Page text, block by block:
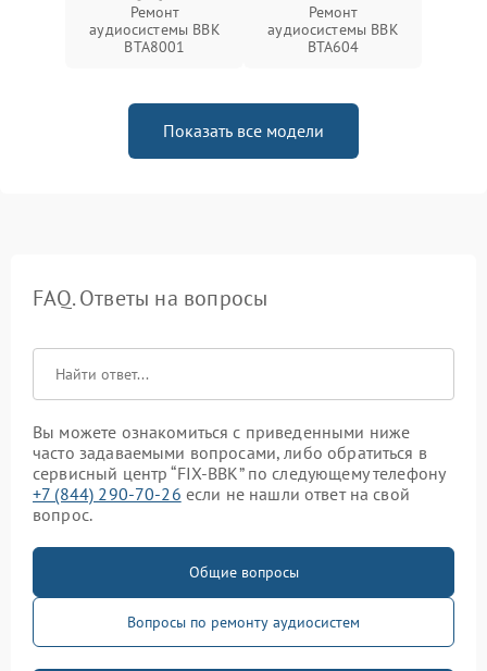
Ремонт
аудиосистемы BBK
BTA8001
Ремонт
аудиосистемы BBK
BTA604
Показать все модели
FAQ. Ответы на вопросы
Вы можете ознакомиться с приведенными ниже
часто задаваемыми вопросами, либо обратиться в
сервисный центр “FIX-BBK” по следующему телефону
+7 (844) 290-70-26 если не нашли ответ на свой
вопрос.
Общие вопросы
Вопросы по ремонту аудиосистем